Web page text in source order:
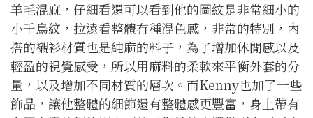
羊毛混麻，仔細看還可以看到他的圖紋是非常細小的
小千鳥紋，拉遠看整體有種混色感，非常的特別，內
搭的襯衫材質也是純麻的料子，為了增加休閒感以及
輕盈的視覺感受，所以用麻料的柔軟來平衡外套的分
量，以及增加不同材質的層次。而Kenny也加了一些
飾品，讓他整體的細節還有整體感更豐富，身上帶有